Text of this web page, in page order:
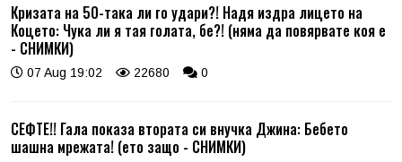
Кризата на 50-така ли го удари?! Надя издра лицето на
Коцето: Чука ли я тая голата, бе?! (няма да повярвате коя е
- СНИМКИ)
07 Aug 19:02 22680 0
СЕФТЕ!! Гала показа втората си внучка Джина: Бебето
шашна мрежата! (ето защо - СНИМКИ)